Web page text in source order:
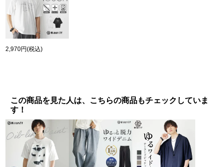
2,970円(税込)
この商品を見た人は、こちらの商品もチェックしていま
す！